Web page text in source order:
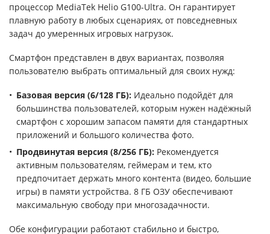
процессор MediaTek Helio G100-Ultra. Он гарантирует
плавную работу в любых сценариях, от повседневных
задач до умеренных игровых нагрузок.
Смартфон представлен в двух вариантах, позволяя
пользователю выбрать оптимальный для своих нужд:
Базовая версия (6/128 ГБ): Идеально подойдёт для
большинства пользователей, которым нужен надёжный
смартфон с хорошим запасом памяти для стандартных
приложений и большого количества фото.
Продвинутая версия (8/256 ГБ): Рекомендуется
активным пользователям, геймерам и тем, кто
предпочитает держать много контента (видео, большие
игры) в памяти устройства. 8 ГБ ОЗУ обеспечивают
максимальную свободу при многозадачности.
Обе конфигурации работают стабильно и быстро,